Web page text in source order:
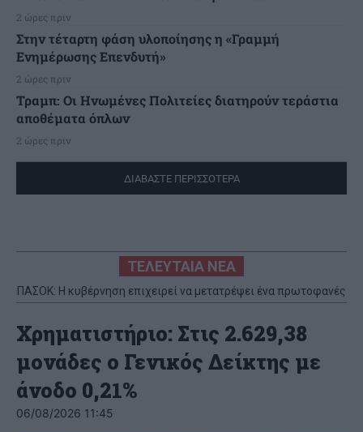
2 ώρες πριν
Στην τέταρτη φάση υλοποίησης η «Γραμμή
Ενημέρωσης Επενδυτή»
2 ώρες πριν
Τραμπ: Οι Ηνωμένες Πολιτείες διατηρούν τεράστια
αποθέματα όπλων
2 ώρες πριν
ΔΙΑΒΑΣΤΕ ΠΕΡΙΣΣΟΤΕΡΑ